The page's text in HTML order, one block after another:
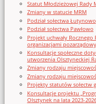
Statut Młodzieżowej Rady
Zmiany w statucie MRM
Podział sołectwa Łutynowo
Podział sołectwa Pawłowo
Projekt uchwały
organizacjami
Konsultacje społeczne
utworzenia Olsztyneckiej
Zmiany rodzaju
Zmiany rodzaju
Projekty statutów sołectw
Konsultacje projektu
Olsztynek na lata 2023-